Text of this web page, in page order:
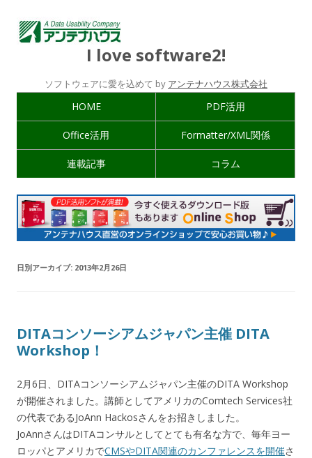
I love software2!
ソフトウェアに愛を込めて by アンテナハウス株式会社
HOME PDF活用
Office活用 Formatter/XML関係
連載記事 コラム
日別アーカイブ: 2013年2月26日
DITAコンソーシアムジャパン主催 DITA
Workshop！
2月6日、DITAコンソーシアムジャパン主催のDITA Workshop
が開催されました。講師としてアメリカのComtech Services社
の代表であるJoAnn Hackosさんをお招きしました。
JoAnnさんはDITAコンサルとしてとても有名な方で、毎年ヨー
ロッパとアメリカでCMSやDITA関連のカンファレンスを開催さ